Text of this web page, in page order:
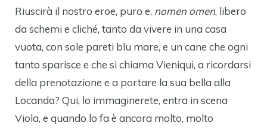
Riuscirà il nostro eroe, puro e, nomen omen, libero
da schemi e cliché, tanto da vivere in una casa
vuota, con sole pareti blu mare, e un cane che ogni
tanto sparisce e che si chiama Vieniqui, a ricordarsi
della prenotazione e a portare la sua bella alla
Locanda? Qui, lo immaginerete, entra in scena
Viola, e quando lo fa è ancora molto, molto